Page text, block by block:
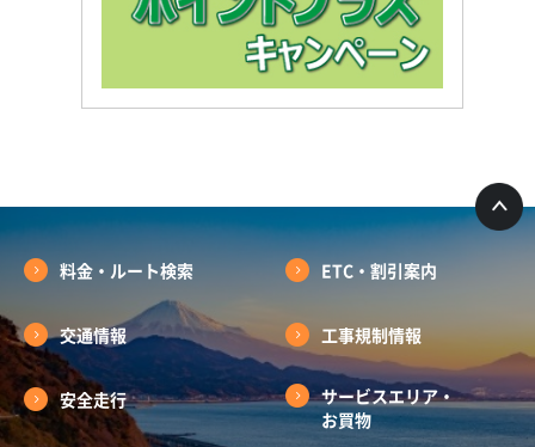
料金・ルート検索 ETC・割引案内
交通情報 工事規制情報
安全走行
サービスエリア・
お買物